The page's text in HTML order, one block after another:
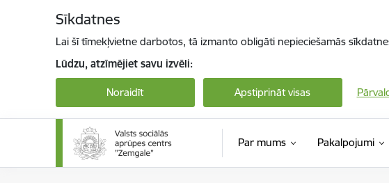
Sīkdatnes
Lai šī tīmekļvietne darbotos, tā izmanto obligāti nepieciešamās
Lūdzu, atzīmējiet savu izvēli:
Noraidīt Apstiprināt visas
Par mums Pakalpojumi